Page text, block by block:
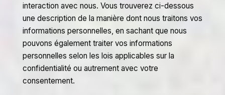
interaction avec nous. Vous trouverez ci-dessous
une description de la manière dont nous traitons vos
informations personnelles, en sachant que nous
pouvons également traiter vos informations
personnelles selon les lois applicables sur la
confidentialité ou autrement avec votre
consentement.